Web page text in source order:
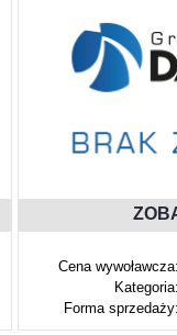
Cena wywoławcza:
Kategoria:
Forma sprzedaży: